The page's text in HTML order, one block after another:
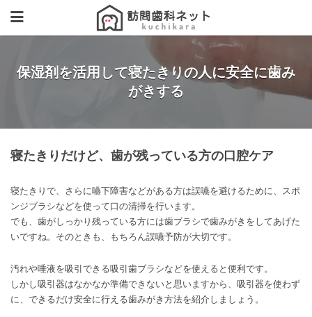
保湿剤を活用して寝たきりの人に安全に歯み
がきする
寝たきりだけど、歯が残っている方の口腔ケア
寝たきりで、さらに嚥下障害などがある方は誤嚥を避けるために、スポ
ンジブラシなどを使って口の清掃を行います。
でも、歯がしっかり残っている方には歯ブラシで歯みがきをしてあげた
いですね。そのときも、もちろん誤嚥予防が大切です。
汚れや唾液を吸引できる吸引歯ブラシなどを使えると便利です。
しかし吸引器はなかなか準備できないと思いますから、吸引器を使わず
に、できるだけ安全に行える歯みがき方法を紹介しましょう。